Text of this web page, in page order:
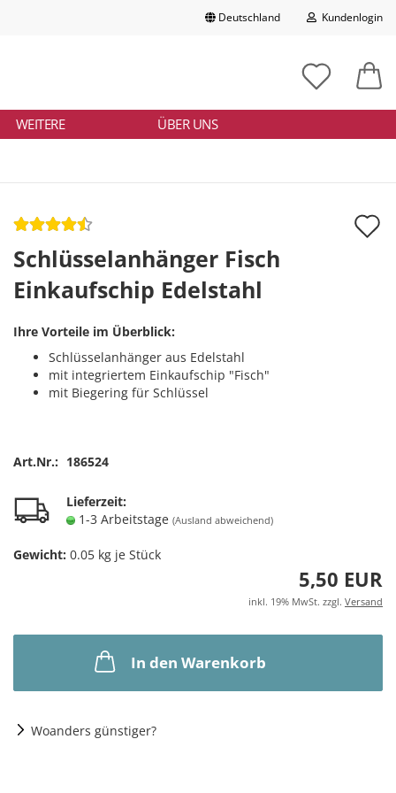
Deutschland Kundenlogin
E-Mail
Konto erstellen
Passwort vergessen?
ÜBER UNS
WEITERE
Schlüsselanhänger Fisch
Einkaufschip Edelstahl
Ihre Vorteile im Überblick:
Schlüsselanhänger aus Edelstahl
mit integriertem Einkaufschip "Fisch"
mit Biegering für Schlüssel
Art.Nr.: 186524
Lieferzeit:
1-3 Arbeitstage (Ausland abweichend)
Gewicht: 0.05 kg je Stück
5,50 EUR
inkl. 19% MwSt. zzgl. Versand
In den Warenkorb
Woanders günstiger?